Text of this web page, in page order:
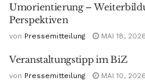
Umorientierung –
Perspektiven
von Pressemitteilung MAI 18, 2026
Veranstaltungstipp im BiZ
von Pressemitteilung MAI 10, 2026